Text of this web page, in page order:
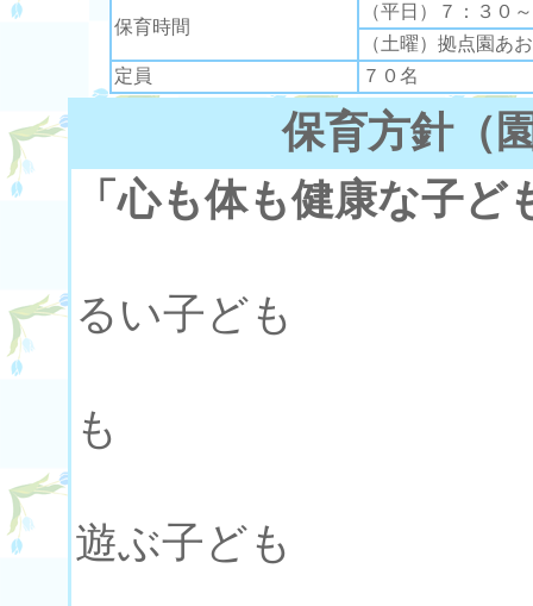
保育時間
（平日）７：３０
（土曜）拠点園あ
定員
７０名
保育方針（
「心も体も健康な子ど
るい子ども
も
遊ぶ子ども